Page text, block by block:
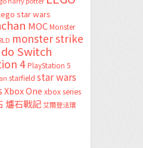
star wars
MOC Monster
monster strike
Switch
4 PlayStation 5
starfield star wars
Xbox One xbox series
爐石戰記艾爾登法環